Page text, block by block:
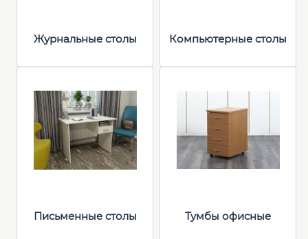
Журнальные столы Компьютерные столы
Письменные столы Тумбы офисные